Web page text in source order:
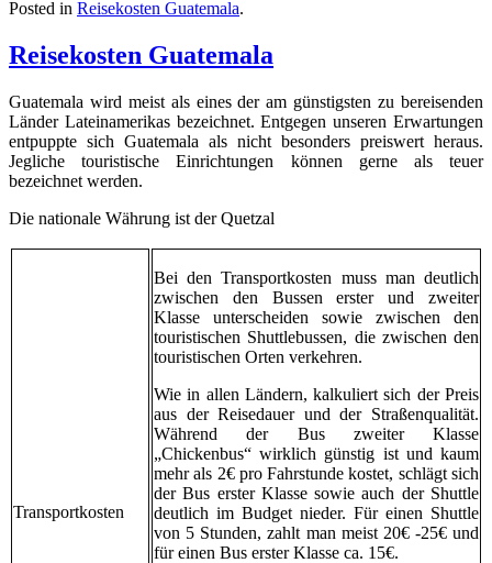
Posted in Reisekosten Guatemala.
Reisekosten Guatemala
Guatemala wird meist als eines der am günstigsten zu bereisenden
Länder Lateinamerikas bezeichnet. Entgegen unseren Erwartungen
entpuppte sich Guatemala als nicht besonders preiswert heraus.
Jegliche touristische Einrichtungen können gerne als teuer
bezeichnet werden.
Die nationale Währung ist der Quetzal
Transportkosten
Bei den Transportkosten muss man deutlich
zwischen den Bussen erster und zweiter
Klasse unterscheiden sowie zwischen den
touristischen Shuttlebussen, die zwischen den
touristischen Orten verkehren.
Wie in allen Ländern, kalkuliert sich der Preis
aus der Reisedauer und der Straßenqualität.
Während der Bus zweiter Klasse
„Chickenbus“ wirklich günstig ist und kaum
mehr als 2€ pro Fahrstunde kostet, schlägt sich
der Bus erster Klasse sowie auch der Shuttle
deutlich im Budget nieder. Für einen Shuttle
von 5 Stunden, zahlt man meist 20€ -25€ und
für einen Bus erster Klasse ca. 15€.